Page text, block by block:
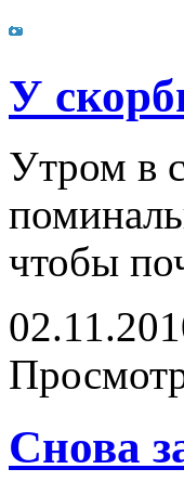
У
Утром в
чтобы
Снова